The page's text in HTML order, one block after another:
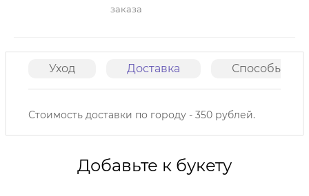
заказа
Уход Доставка Способы
Стоимость доставки по городу - 350 рублей.
Добавьте к букету